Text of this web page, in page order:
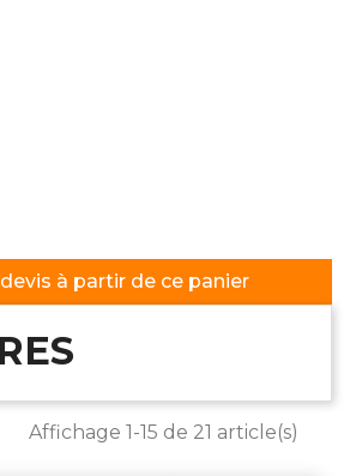
à partir de ce panier
Affichage 1-15 de 21 article(s)